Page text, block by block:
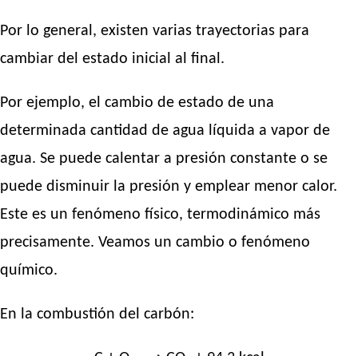
Por lo general, existen varias trayectorias para
cambiar del estado inicial al final.
Por ejemplo, el cambio de estado de una
determinada cantidad de agua líquida a vapor de
agua. Se puede calentar a presión constante o se
puede disminuir la presión y emplear menor calor.
Este es un fenómeno físico, termodinámico más
precisamente. Veamos un cambio o fenómeno
químico.
En la combustión del carbón: